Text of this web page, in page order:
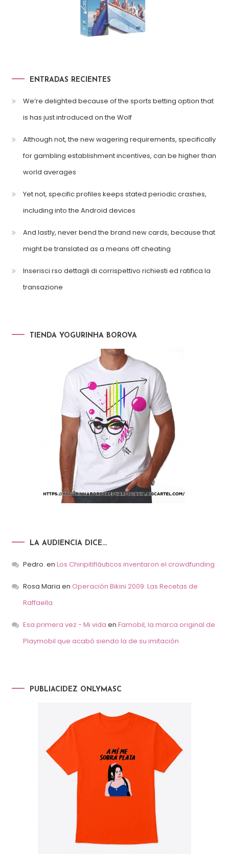
ENTRADAS RECIENTES
We’re delighted because of the sports betting option that
is has just introduced on the Wolf
Although not, the new wagering requirements, specifically
for gambling establishment incentives, can be higher than
world averages
Yet not, specific profiles keeps stated periodic crashes,
including into the Android devices
And lastly, never bend the brand new cards, because that
might be translated as a means off cheating
Inserisci rso dettagli di corrispettivo richiesti ed ratifica la
transazione
TIENDA YOGURINHA BOROVA
LA AUDIENCIA DICE…
Pedro. en Los Chiripitifláuticos inventaron el crowdfunding
Rosa Maria en Operación Bikini 2009: Las Recetas de
Raffaella
Esa primera vez - Mi vida en Famobil, la marca original de
Playmobil que acabó siendo la de su imitación
PUBLIACIDEZ ONLYMASC